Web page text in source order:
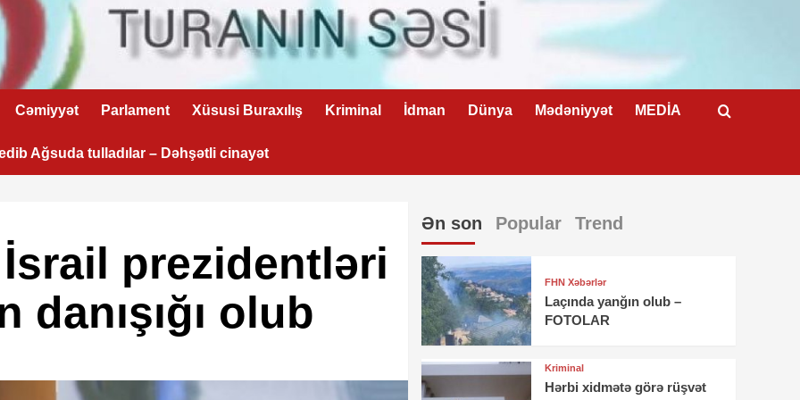
Cəmiyyət Parlament Xüsusi Buraxılış Kriminal İdman Dünya Mədəniyyət MEDİA
Ağsuda tulladılar – Dəhşətli cinayət
prezidentləri
danışığı olub
Ən son Popular Trend
FHN Xəbərlər
Laçında yanğın olub –
FOTOLAR
Kriminal
Hərbi xidmətə görə rüşvət